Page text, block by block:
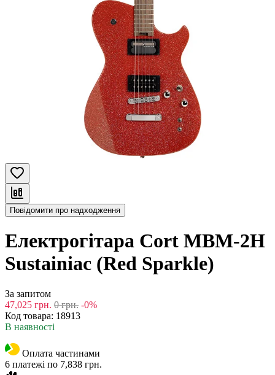
Повідомити про надходження
Електрогітара Cort MBM-2H
Sustainiac (Red Sparkle)
За запитом
47,025 грн. 0 грн. -0%
Код товара: 18913
В наявності
Оплата частинами
6 платежі по 7,838 грн.